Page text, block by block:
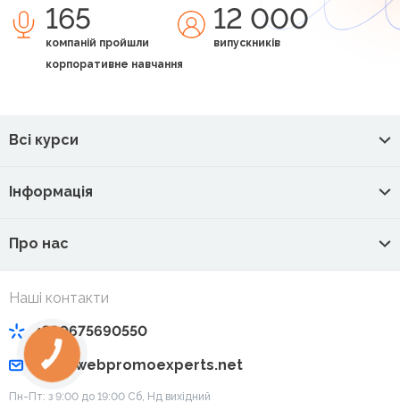
165
компаній пройшли
корпоративне навчання
12 000
випускників
Всі курси
Інформація
Про нас
Наші контакти
+380675690550
info@webpromoexperts.net
Пн-Пт: з 9:00 до 19:00 Cб, Нд вихідний